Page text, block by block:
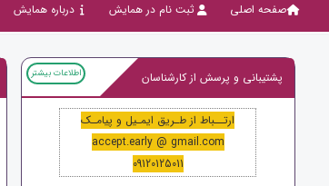
صفحه اصلی ثبت نام در همایش درباره همایش
پشتیبانی و پرسش از کارشناسان اطلاعات بیشتر
ارتــباط از طـریق ایمـیل و پیامـک
accept.early @ gmail.com
09120125011